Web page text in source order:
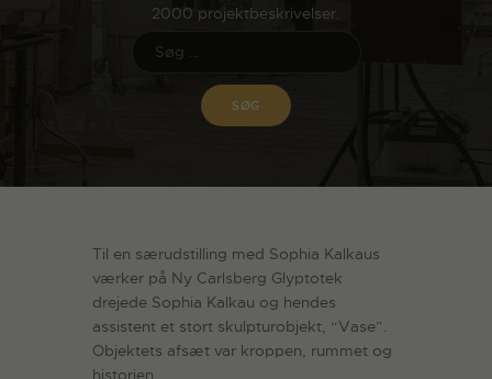
2000 projektbeskrivelser.
Til en særudstilling med Sophia Kalkaus
værker på Ny Carlsberg Glyptotek
drejede Sophia Kalkau og hendes
assistent et stort skulpturobjekt, “Vase”.
Objektets afsæt var kroppen, rummet og
historien.